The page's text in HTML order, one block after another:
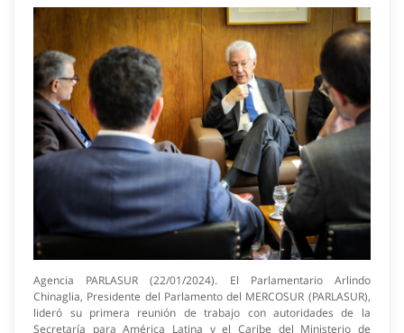
Agencia PARLASUR (22/01/2024). El Parlamentario Arlindo
Chinaglia, Presidente del Parlamento del MERCOSUR (PARLASUR),
lideró su primera reunión de trabajo con autoridades de la
Secretaría para América Latina y el Caribe del Ministerio de